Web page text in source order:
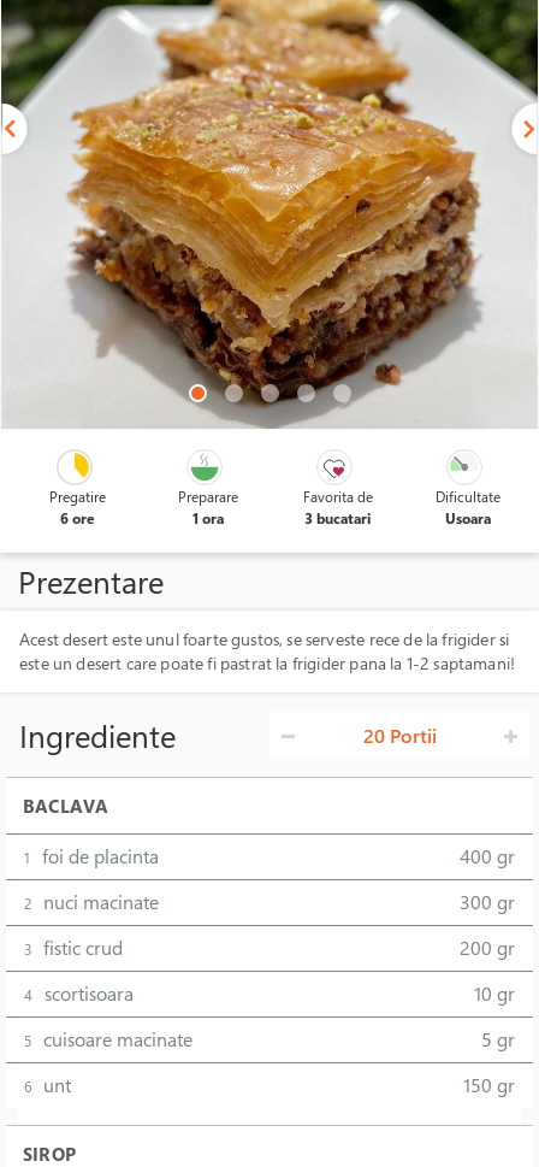
Pregatire
6 ore
Preparare
1 ora
Favorita de
3 bucatari
Dificultate
Usoara
Prezentare
Acest desert este unul foarte gustos, se serveste rece de la frigider si
este un desert care poate fi pastrat la frigider pana la 1-2 saptamani!
Ingrediente 20 Portii
BACLAVA
1 foi de placinta 400 gr
2 nuci macinate 300 gr
3 fistic crud 200 gr
4 scortisoara 10 gr
5 cuisoare macinate 5 gr
6 unt 150 gr
SIROP